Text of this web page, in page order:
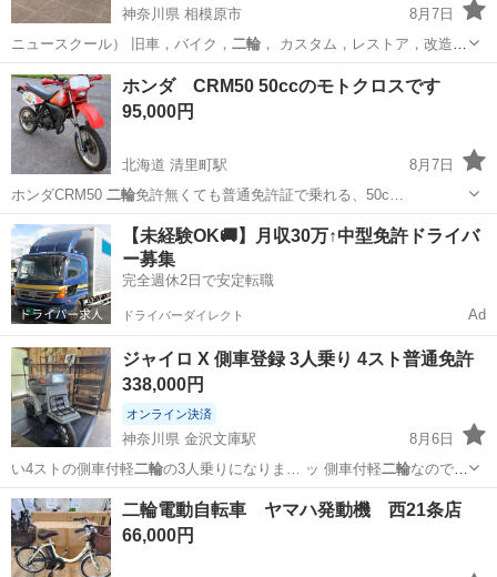
神奈川県 相模原市
8月7日
ニュースクール） 旧車，バイク， 二輪， カスタム，レストア，改造
車，ベー…
神奈川 相模原市 その他 タックロールシート
ホンダ CRM50 50ccのモトクロスです
95,000円
北海道 清里町駅
8月7日
ホンダCRM50 二輪免許無くても普通免許証で乗れる、50c…
北海道 斜里郡 清里町駅 ホンダ モトクロス
【未経験OK🚚】月収30万↑中型免許ドライバ
ー募集
完全週休2日で安定転職
ドライバーダイレクト Ad
ジャイロ X 側車登録 3人乗り 4スト普通免許
338,000円
オンライン決済
神奈川県 金沢文庫駅
8月6日
い4ストの側車付軽二輪 の3人乗りになりま… ッ 側車付軽二輪なので普
通自動車免… 側車 #側車付軽二輪#3人乗り
神奈川 横浜市 金沢文庫駅 ホンダ
二輪電動自転車 ヤマハ発動機 西21条店
66,000円